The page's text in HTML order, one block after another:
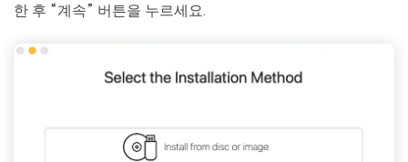
한 후 “계속” 버튼을 누르세요.